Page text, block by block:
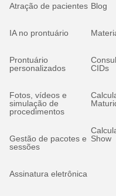
Atração de pacientes
IA no prontuário
Prontuário
personalizados
Fotos, vídeos e
simulação de
procedimentos
Gestão de pacotes e
sessões
Assinatura eletrônica
Blog
CIDs
Show